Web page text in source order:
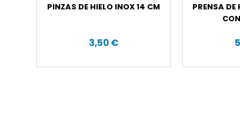
PINZAS DE HIELO INOX 14 CM
3,50 €
PRENSA